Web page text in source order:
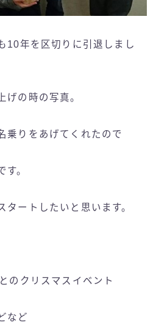
10年を区切りに引退しまし
げの時の写真。
乗りをあげてくれたので
す。
タートしたいと思います。
のクリスマスイベント
など